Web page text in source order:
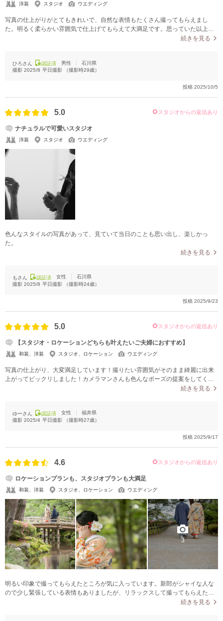
洋装 スタジオ ウエディング
写真の仕上がりがとてもきれいで、自然な表情もたくさん撮ってもらえまし
た。明るく柔らかい雰囲気で仕上げてもらえて大満足です。思っていた以上に
続きを見る
ひろさん 認証済 男性
石川県
撮影 2025/8 平日撮影 （撮影時29歳）
投稿 2025/10/5
5.0 スタジオからの返信あり
ナチュラルで可愛いスタジオ
洋装 スタジオ ウエディング
色んなスタイルの写真があって、見ていて当日のことも思い出し、楽しかっ
た。
続きを見る
もさん 認証済 女性
石川県
撮影 2025/8 平日撮影 （撮影時24歳）
投稿 2025/9/23
5.0 スタジオからの返信あり
【スタジオ・ロケーションどちらも叶えたいご夫婦におすすめ】
和装、洋装 スタジオ、ロケーション ウエディング
写真の仕上がり、大変満足しています！撮りたい雰囲気がそのまま綺麗に出来
上がってビックリしました！カメラマンさんも色んなポーズの提案をしてくだ
さってそのおかげですごくいい写真ばかりでカメラロールを見るのが日課です
続きを見る
ゆーさん 認証済 女性
福井県
撮影 2025/4 平日撮影 （撮影時27歳）
投稿 2025/9/17
4.6 スタジオからの返信あり
ロケーションプランも、スタジオプランも大満足
和装、洋装 スタジオ、ロケーション ウエディング
3
明るい印象で撮ってもらえたところが気に入っています。新郎がシャイな人な
ので少し緊張している表情もありましたが、リラックスして撮ってもらえた写
真もあったのが良かったです。ロケーションプランでは、天気も良かったため
続きを見る